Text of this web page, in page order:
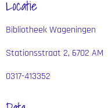
Locatie
Bibliotheek Wageningen
Stationsstraat 2, 6702 AM
0317-413352